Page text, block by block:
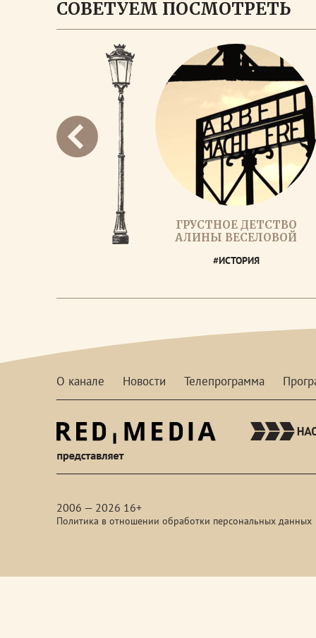
СОВЕТУЕМ ПОСМОТРЕТЬ
ГРУСТНОЕ ДЕТСТВО
АЛИНЫ ВЕСЕЛОВОЙ
#ИСТОРИЯ
О канале Новости Телепрограмма
2006 — 2026 16+
Политика в отношении обработки персональных данных